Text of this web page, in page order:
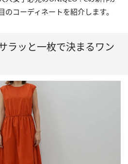
コーディネートを紹介します。
ラッと一枚で決まるワン